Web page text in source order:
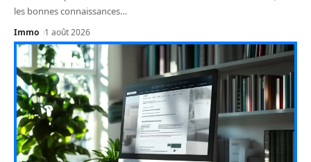
les bonnes connaissances…
Immo 1 août 2026